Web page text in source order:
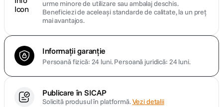
urme minore de utilizare sau ambalaj deschis.
Beneficiezi de aceleași standarde de calitate, la un preț
mai avantajos.
Informații garanție
Persoană fizică: 24 luni.Persoană juridică: 24 luni.
Publicare în SICAP
Solicită produsul în platformă.Vezi detalii